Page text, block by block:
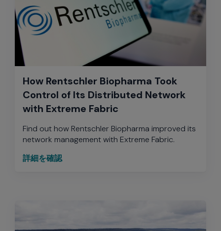
How Rentschler Biopharma Took
Control of Its Distributed Network
with Extreme Fabric
Find out how Rentschler Biopharma improved its
network management with Extreme Fabric.
詳細を確認